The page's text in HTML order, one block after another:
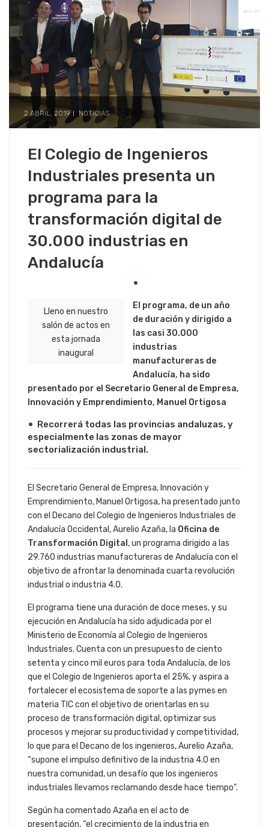
2 ABRIL, 2019 NOTICIAS
El Colegio de Ingenieros
Industriales presenta un
programa para la
transformación digital de
30.000 industrias en
Andalucía
Lleno en nuestro
salón de actos en
esta jornada
inaugural
El programa, de un año
de duración y dirigido a
las casi 30.000
industrias
manufactureras de
Andalucía, ha sido
presentado por el Secretario General de Empresa,
Innovación y Emprendimiento, Manuel Ortigosa
Recorrerá todas las provincias andaluzas, y
especialmente las zonas de mayor
sectorialización industrial.
El Secretario General de Empresa, Innovación y
Emprendimiento, Manuel Ortigosa, ha presentado junto
con el Decano del Colegio de Ingenieros Industriales de
Andalucía Occidental, Aurelio Azaña, la Oficina de
Transformación Digital , un programa dirigido a las
29.760 industrias manufactureras de Andalucía con el
objetivo de afrontar la denominada cuarta revolución
industrial o industria 4.0.
El programa tiene una duración de doce meses, y su
ejecución en Andalucía ha sido adjudicada por el
Ministerio de Economía al Colegio de Ingenieros
Industriales. Cuenta con un presupuesto de ciento
setenta y cinco mil euros para toda Andalucía, de los
que el Colegio de Ingenieros aporta el 25%, y aspira a
fortalecer el ecosistema de soporte a las pymes en
materia TIC con el objetivo de orientarlas en su
proceso de transformación digital, optimizar sus
procesos y mejorar su productividad y competitividad,
lo que para el Decano de los ingenieros, Aurelio Azaña,
“supone el impulso definitivo de la industria 4.0 en
nuestra comunidad, un desafío que los ingenieros
industriales llevamos reclamando desde hace tiempo”.
Según ha comentado Azaña en el acto de
presentación, “el crecimiento de la industria en